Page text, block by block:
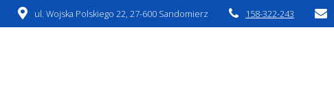
ul. Wojska Polskiego 22, 27-600 Sandomierz 158-322-243